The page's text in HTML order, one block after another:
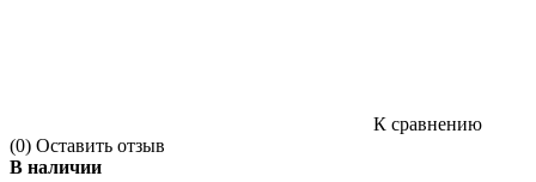
К сравнению
(0) Оставить отзыв
В наличии